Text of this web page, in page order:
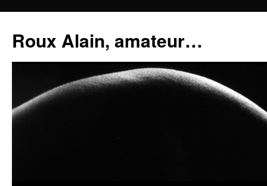
contenu
Roux Alain, amateur…